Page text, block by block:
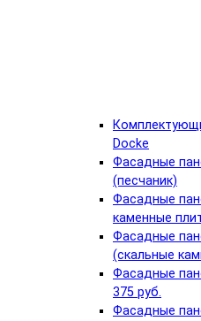
Docke
Фасадные
(песчаник)
Фасадные
каменные
Фасадные
(скальные
Фасадные
375 руб.
Фасадные